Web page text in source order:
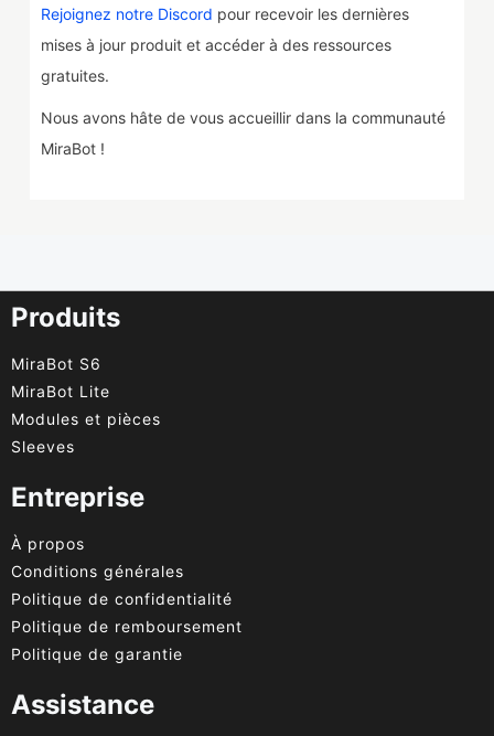
Rejoignez notre Discord pour recevoir les dernières
mises à jour produit et accéder à des ressources
gratuites.
Nous avons hâte de vous accueillir dans la communauté
MiraBot !
Produits
MiraBot S6
MiraBot Lite
Modules et pièces
Sleeves
Entreprise
À propos
Conditions générales
Politique de confidentialité
Politique de remboursement
Politique de garantie
Assistance